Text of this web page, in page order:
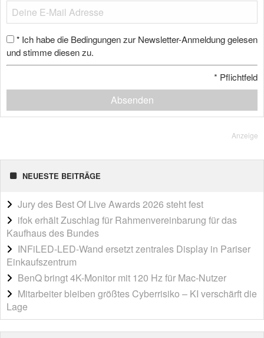
* Ich habe die Bedingungen zur Newsletter-Anmeldung gelesen
und stimme diesen zu.
* Pflichtfeld
Absenden
Anzeige
NEUESTE BEITRÄGE
Jury des Best Of Live Awards 2026 steht fest
ifok erhält Zuschlag für Rahmenvereinbarung für das
Kaufhaus des Bundes
INFiLED-LED-Wand ersetzt zentrales Display in Pariser
Einkaufszentrum
BenQ bringt 4K-Monitor mit 120 Hz für Mac-Nutzer
Mitarbeiter bleiben größtes Cyberrisiko – KI verschärft die
Lage